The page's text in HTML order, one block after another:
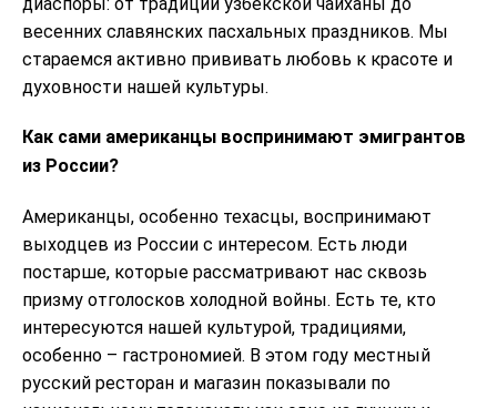
весенних славянских пасхальных праздников. Мы
стараемся активно прививать любовь к красоте и
духовности нашей культуры.
Как сами американцы воспринимают эмигрантов
из России?
Американцы, особенно техасцы, воспринимают
выходцев из России с интересом. Есть люди
постарше, которые рассматривают нас сквозь
призму отголосков холодной войны. Есть те, кто
интересуются нашей культурой, традициями,
особенно – гастрономией. В этом году местный
русский ресторан и магазин показывали по